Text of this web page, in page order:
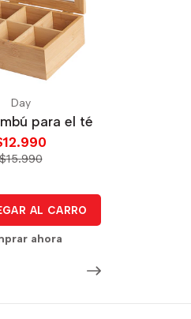
Day
para el té
AL CARRO
ahora